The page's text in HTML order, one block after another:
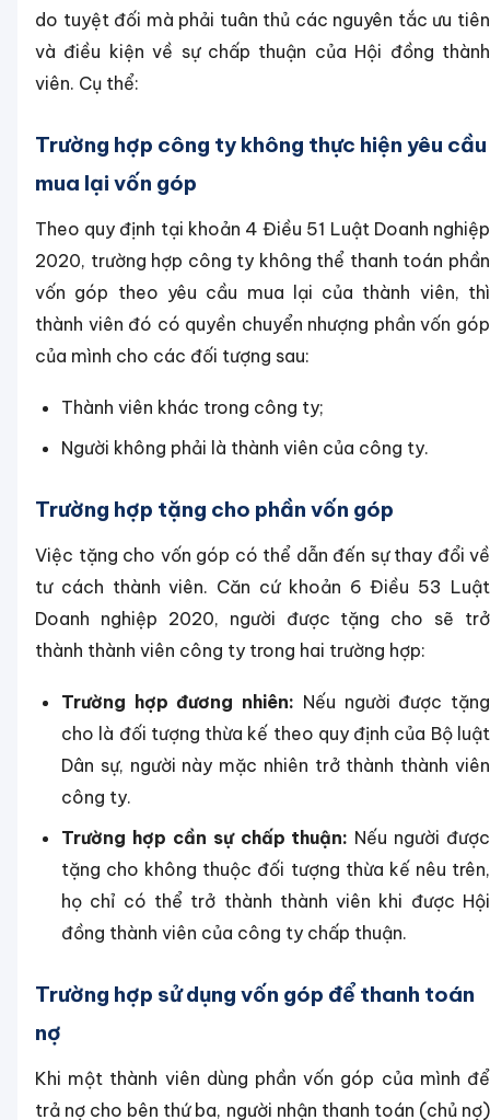
do tuyệt đối mà phải tuân thủ các nguyên tắc ưu tiên
và điều kiện về sự chấp thuận của Hội đồng thành
viên. Cụ thể:
Trường hợp công ty không thực hiện yêu cầu
mua lại vốn góp
Theo quy định tại khoản 4 Điều 51 Luật Doanh nghiệp
2020, trường hợp công ty không thể thanh toán phần
vốn góp theo yêu cầu mua lại của thành viên, thì
thành viên đó có quyền chuyển nhượng phần vốn góp
của mình cho các đối tượng sau:
Thành viên khác trong công ty;
Người không phải là thành viên của công ty.
Trường hợp tặng cho phần vốn góp
Việc tặng cho vốn góp có thể dẫn đến sự thay đổi về
tư cách thành viên. Căn cứ khoản 6 Điều 53 Luật
Doanh nghiệp 2020, người được tặng cho sẽ trở
thành thành viên công ty trong hai trường hợp:
Trường hợp đương nhiên: Nếu người được tặng
cho là đối tượng thừa kế theo quy định của Bộ luật
Dân sự, người này mặc nhiên trở thành thành viên
công ty.
Trường hợp cần sự chấp thuận: Nếu người được
tặng cho không thuộc đối tượng thừa kế nêu trên,
họ chỉ có thể trở thành thành viên khi được Hội
đồng thành viên của công ty chấp thuận.
Trường hợp sử dụng vốn góp để thanh toán
nợ
Khi một thành viên dùng phần vốn góp của mình để
trả nợ cho bên thứ ba, người nhận thanh toán (chủ nợ)